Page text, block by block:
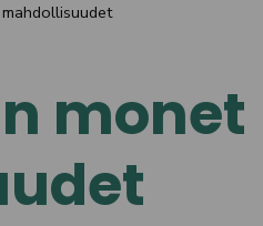
monet